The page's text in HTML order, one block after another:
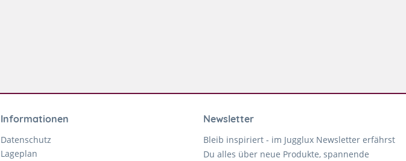
Informationen
Datenschutz
Lageplan
Newsletter
Bleib inspiriert - im Jugglux Newsletter erfährst
Du alles über neue Produkte, spannende